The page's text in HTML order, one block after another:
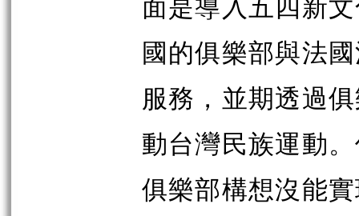
國的俱樂部與法
服務，並期透過
動台灣民族運動
俱樂部構想沒能